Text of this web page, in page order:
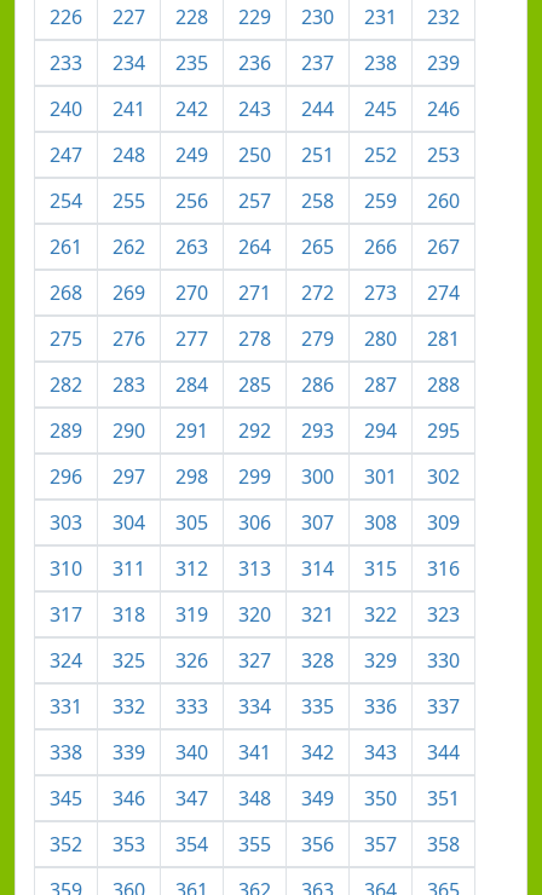
226
227 228 229 230 231
232
233
234 235 236 237 238
239
240
241 242 243 244 245
246
247
248 249 250 251 252
253
254
255 256 257 258 259
260
261
262 263 264 265 266
267
268
269 270 271 272 273
274
275
276 277 278 279 280
281
282
283 284 285 286 287
288
289
290 291 292 293 294
295
296
297 298 299 300 301
302
303
304 305 306 307 308
309
310
311 312 313 314 315
316
317
318 319 320 321 322
323
324
325 326 327 328 329
330
331
332 333 334 335 336
337
338
339 340 341 342 343
344
345
346 347 348 349 350
351
352
353 354 355 356 357
358